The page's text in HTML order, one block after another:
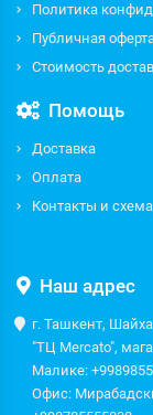
Политика
Публичная
Стоимость
Помощь
Доставка
Оплата
Контакты и
Наш адрес
г. Ташкент,
"ТЦ Mercato",
Малике:
Офис: